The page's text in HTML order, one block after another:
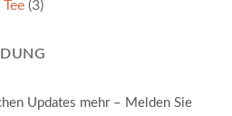
(3)
Updates mehr – Melden Sie